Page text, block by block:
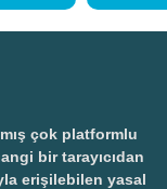
çok platformlu
bir tarayıcıdan
erişilebilen yasal